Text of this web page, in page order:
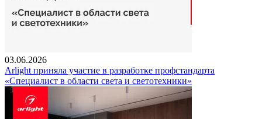
03.06.2026
Arlight приняла участие в разработке профстандарта
«Специалист в области света и светотехники»